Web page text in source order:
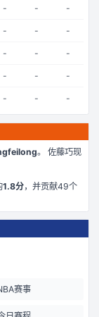
- - -
- - -
- - -
- - -
- - -
。
佐藤巧现
1.8分，并贡献49个
赛事